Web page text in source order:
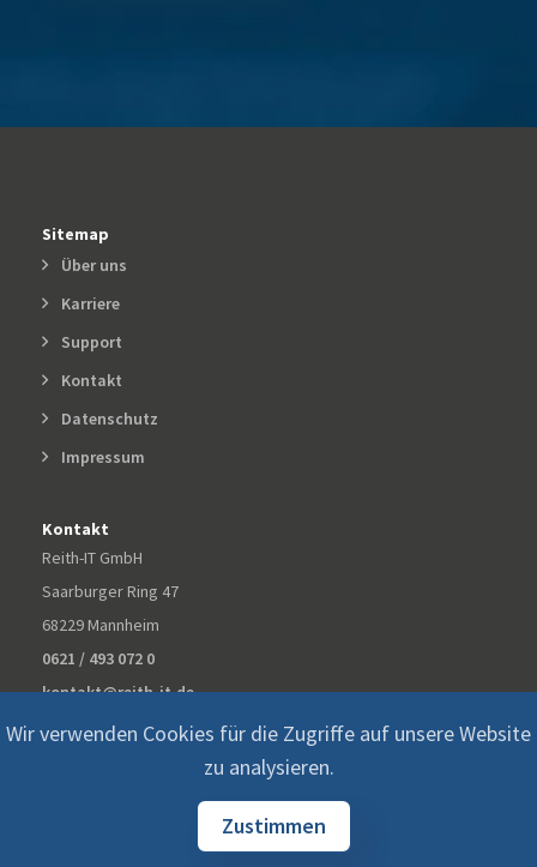
Sitemap
Über uns
Karriere
Support
Kontakt
Datenschutz
Impressum
Kontakt
Reith-IT GmbH
Saarburger Ring 47
68229 Mannheim
0621 / 493 072 0
kontakt@reith-it.de
Reith-IT GmbH All Rights Reserved.Datenschutz
Wir verwenden Cookies für die Zugriffe auf unsere Website
zu analysieren.
Zustimmen